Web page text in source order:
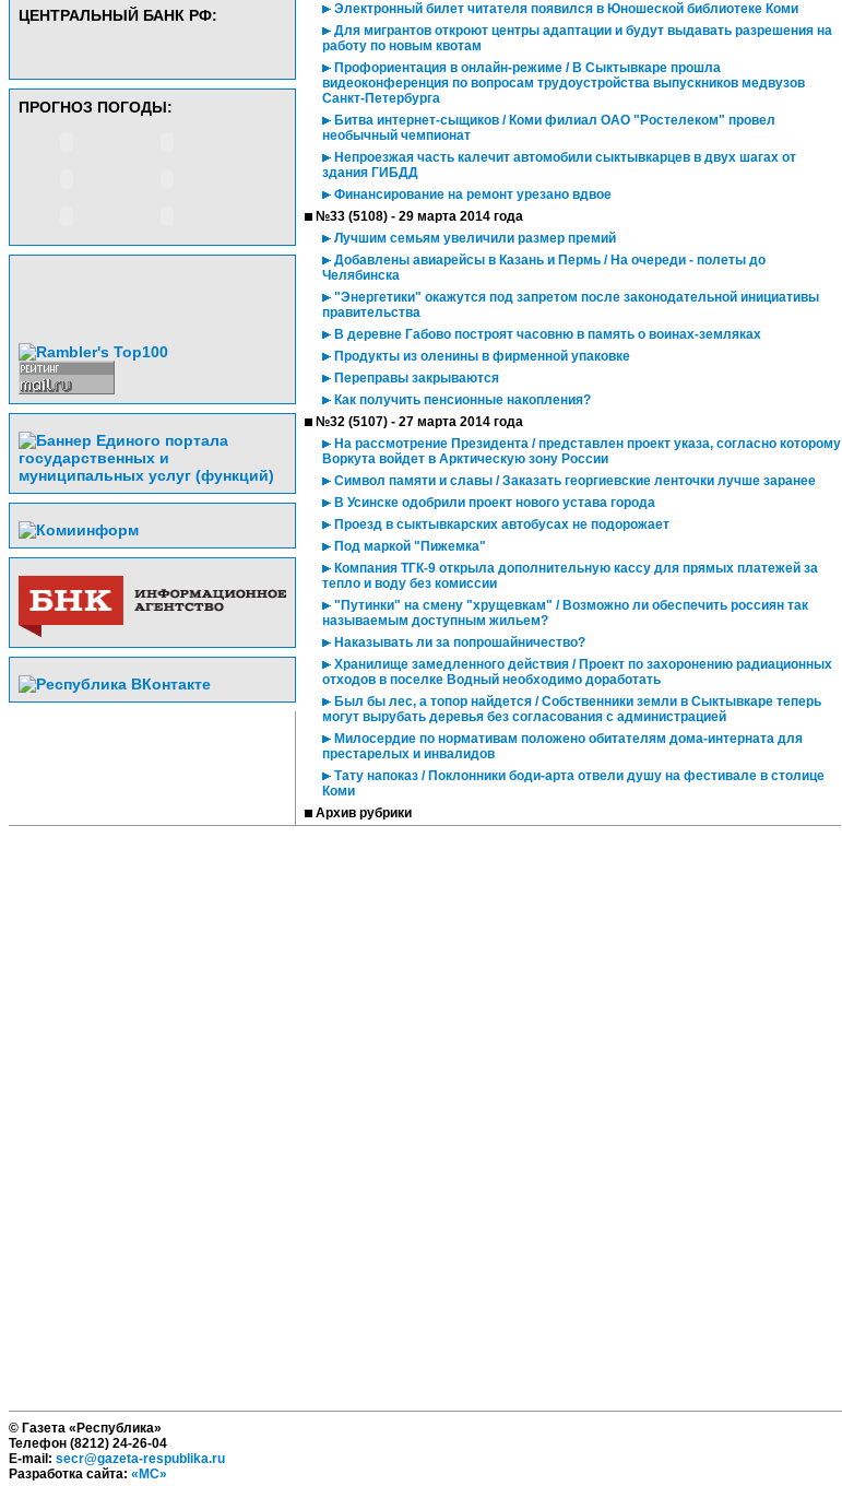
ЦЕНТРАЛЬНЫЙ БАНК РФ:
ПРОГНОЗ ПОГОДЫ:
Электронный билет читателя появился в Юношеской библиотеке Коми
Для мигрантов откроют центры адаптации и будут выдавать разрешения на
работу по новым квотам
Профориентация в онлайн-режиме / В Сыктывкаре прошла
видеоконференция по вопросам трудоустройства выпускников медвузов
Санкт-Петербурга
Битва интернет-сыщиков / Коми филиал ОАО "Ростелеком" провел
необычный чемпионат
Непроезжая часть калечит автомобили сыктывкарцев в двух шагах от
здания ГИБДД
Финансирование на ремонт урезано вдвое
№33 (5108) - 29 марта 2014 года
Лучшим семьям увеличили размер премий
Добавлены авиарейсы в Казань и Пермь / На очереди - полеты до
Челябинска
"Энергетики" окажутся под запретом после законодательной инициативы
правительства
В деревне Габово построят часовню в память о воинах-земляках
Продукты из оленины в фирменной упаковке
Переправы закрываются
Как получить пенсионные накопления?
№32 (5107) - 27 марта 2014 года
На рассмотрение Президента / представлен проект указа, согласно которому
Воркута войдет в Арктическую зону России
Символ памяти и славы / Заказать георгиевские ленточки лучше заранее
В Усинске одобрили проект нового устава города
Проезд в сыктывкарских автобусах не подорожает
Под маркой "Пижемка"
Компания ТГК-9 открыла дополнительную кассу для прямых платежей за
тепло и воду без комиссии
"Путинки" на смену "хрущевкам" / Возможно ли обеспечить россиян так
называемым доступным жильем?
Наказывать ли за попрошайничество?
Хранилище замедленного действия / Проект по захоронению радиационных
отходов в поселке Водный необходимо доработать
Был бы лес, а топор найдется / Собственники земли в Сыктывкаре теперь
могут вырубать деревья без согласования с администрацией
Милосердие по нормативам положено обитателям дома-интерната для
престарелых и инвалидов
Тату напоказ / Поклонники боди-арта отвели душу на фестивале в столице
Коми
Архив рубрики
© Газета «Республика»
Телефон (8212) 24-26-04
E-mail: secr@gazeta-respublika.ru
Разработка сайта: «МС»